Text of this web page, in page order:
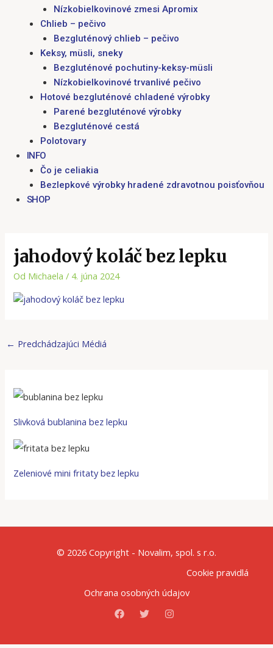
Nízkobielkovinové zmesi Apromix
Chlieb – pečivo
Bezgluténový chlieb – pečivo
Keksy, müsli, sneky
Bezgluténové pochutiny-keksy-müsli
Nízkobielkovinové trvanlivé pečivo
Hotové bezgluténové chladené výrobky
Parené bezgluténové výrobky
Bezgluténové cestá
Polotovary
INFO
Čo je celiakia
Bezlepkové výrobky hradené zdravotnou poisťovňou
SHOP
jahodový koláč bez lepku
Od Michaela/ 4. júna 2024
← Predchádzajúci Médiá
Slivková bublanina bez lepku
Zeleniové mini fritaty bez lepku
© 2026 Copyright - Novalim, spol. s r.o.
Cookie pravidlá
Ochrana osobných údajov